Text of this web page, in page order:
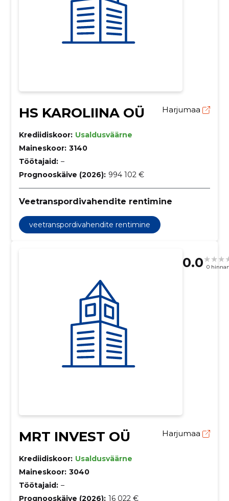
HS KAROLIINA OÜ Harjumaa
Krediidiskoor: Usaldusväärne
Maineskoor: 3140
Töötajaid: –
Prognooskäive (2026): 994 102 €
Veetranspordivahendite rentimine
veetranspordivahendite rentimine
0.0 0
MRT INVEST OÜ Harjumaa
Krediidiskoor: Usaldusväärne
Maineskoor: 3040
Töötajaid: –
Prognooskäive (2026): 16 022 €